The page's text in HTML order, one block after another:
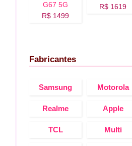
G67 5G
R$ 1499
R$ 1619
Fabricantes
Samsung Motorola
Realme Apple
TCL Multi